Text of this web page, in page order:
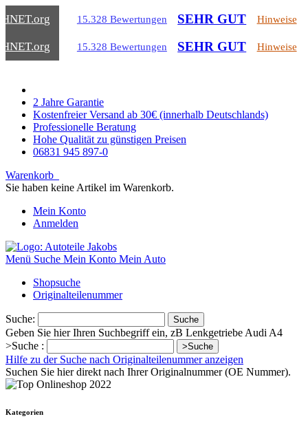
.org 15.328 Bewertungen SEHR GUT Hinweise
.org 15.328 Bewertungen SEHR GUT Hinweise
2 Jahre Garantie
Kostenfreier Versand ab 30€ (innerhalb Deutschlands)
Professionelle Beratung
Hohe Qualität zu günstigen Preisen
06831 945 897-0
Warenkorb
Sie haben keine Artikel im Warenkorb.
Mein Konto
Anmelden
Menü Suche Mein Konto Mein Auto
Shopsuche
Originalteilenummer
Suche: Suche
Geben Sie hier Ihren Suchbegriff ein, zB Lenkgetriebe Audi A4
>Suche :
>Suche
Hilfe zu der Suche nach Originalteilenummer anzeigen
Suchen Sie hier direkt nach Ihrer Originalnummer (OE Nummer).
Kategorien